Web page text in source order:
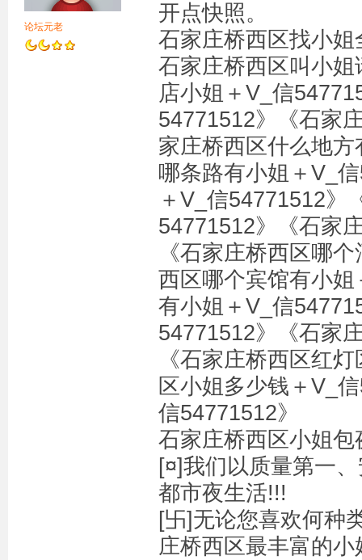
论坛元老
开点快照。
石家庄桥西区找小
石家庄桥西区叫小
店小姐＋V_信
54771512》《石家
家庄桥西区什么地
哪条路有小姐＋V_
＋V_信54771512》
54771512》《石家
《石家庄桥西区哪
西区哪个宾馆有小
有小姐＋V_信
54771512》《石家
《石家庄桥西区红
区小姐多少钱＋V_
信54771512》
石家庄桥西区小姐
[¤]我们以质量第一
都市夜生活!!!
[卐]无论您喜欢何种
庄桥西区最丰富的小